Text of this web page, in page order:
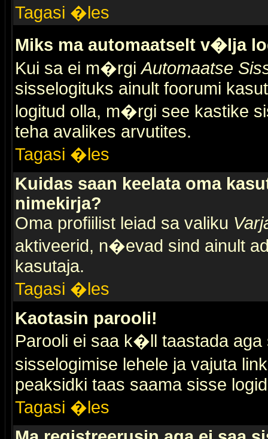
Tagasi �les
Miks ma automaatselt v�lja
Kui sa ei m�rgiAutomaatse
sisselogituks ainult foorumi
logitud olla, m�rgi see kastike
teha avalikes arvutites.
Tagasi �les
Kuidas saan keelata oma
nimekirja?
Oma profiilist leiad sa valiku
aktiveerid, n�evad sind ainult
kasutaja.
Tagasi �les
Kaotasin parooli!
Parooli ei saa k�ll taastada aga
sisselogimise lehele ja vajuta
peaksidki taas saama sisse
Tagasi �les